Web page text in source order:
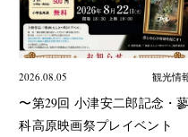
2026.08.05 観光情
〜第29回 小津安二郎記念・蓼
科高原映画祭プレイベント